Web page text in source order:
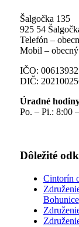
Šalgočka 135
925 54
Telefón –
Mobil –
IČO: 00613932
DIČ:
Úradné
Po. – Pi.: 8:00
Dôležité
Cintorín
Bohunice